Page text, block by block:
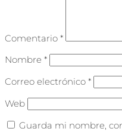
Comentario *
Nombre *
Correo electrónico *
Web
Guarda mi nombre,